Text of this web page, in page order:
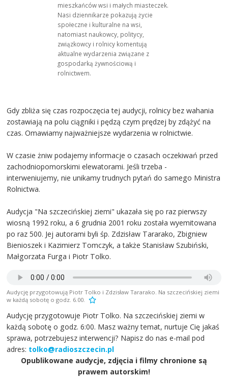
mieszkańców wsi i małych miasteczek.
Nasi dziennikarze pokazują życie
społeczne i kulturalne na wsi,
natomiast naukowcy, politycy,
związkowcy i rolnicy komentują
aktualne wydarzenia związane z
gospodarką żywnościową i
rolnictwem.
Gdy zbliża się czas rozpoczęcia tej audycji, rolnicy bez wahania
zostawiają na polu ciągniki i pędzą czym prędzej by zdążyć na
czas. Omawiamy najważniejsze wydarzenia w rolnictwie.
W czasie żniw podajemy informacje o czasach oczekiwań przed
zachodniopomorskimi elewatorami. Jeśli trzeba -
interweniujemy, nie unikamy trudnych pytań do samego Ministra
Rolnictwa.
Audycja "Na szczecińskiej ziemi" ukazała się po raz pierwszy
wiosną 1992 roku, a 6 grudnia 2001 roku została wyemitowana
po raz 500. Jej autorami byli śp. Zdzisław Tararako, Zbigniew
Bienioszek i Kazimierz Tomczyk, a także Stanisław Szubiński,
Małgorzata Furga i Piotr Tolko.
Audycję przygotowują Piotr Tolko i Zdzisław Tararako. Na szczecińskiej ziemi
w każdą sobotę o godz. 6.00.
Audycję przygotowuje Piotr Tolko. Na szczecińskiej ziemi w
każdą sobotę o godz. 6:00. Masz ważny temat, nurtuje Cię jakaś
sprawa, potrzebujesz interwencji? Napisz do nas e-mail pod
adres: tolko@radioszczecin.pl
Opublikowane audycje, zdjęcia i filmy chronione są
prawem autorskim!